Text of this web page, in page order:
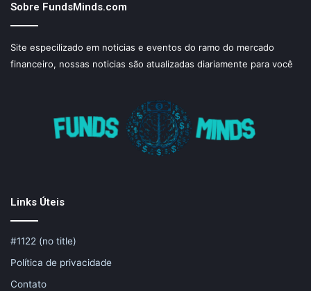
Sobre FundsMinds.com
Site especilizado em noticias e eventos do ramo do mercado
financeiro, nossas noticias são atualizadas diariamente para você
Links Úteis
#1122 (no title)
Política de privacidade
Contato